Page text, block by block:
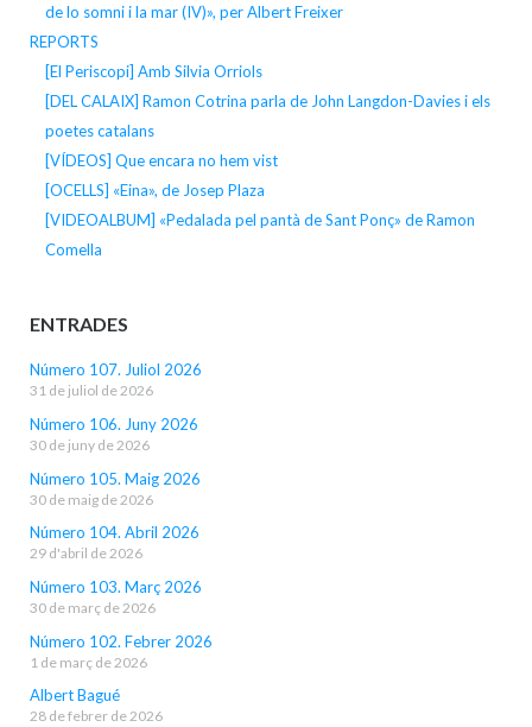
de lo somni i la mar (IV)», per Albert Freixer
REPORTS
[El Periscopi] Amb Silvia Orriols
[DEL CALAIX] Ramon Cotrina parla de John Langdon-Davies i els
poetes catalans
[VÍDEOS] Que encara no hem vist
[OCELLS] «Eina», de Josep Plaza
[VIDEOALBUM] «Pedalada pel pantà de Sant Ponç» de Ramon
Comella
ENTRADES
Número 107. Juliol 2026
31 de juliol de 2026
Número 106. Juny 2026
30 de juny de 2026
Número 105. Maig 2026
30 de maig de 2026
Número 104. Abril 2026
29 d'abril de 2026
Número 103. Març 2026
30 de març de 2026
Número 102. Febrer 2026
1 de març de 2026
Albert Bagué
28 de febrer de 2026